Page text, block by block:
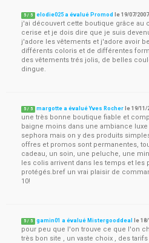
5 / 5 elodie025 a évalué Promod le19/07/2007
j'ai découvert cette boutique grâce au
cerise et je dois dire que je suis
j'adore les vêtements et j'adore avoir
différents coloris et de différentes
des vêtements trés jolis, de belles
dingue.
5 / 5 margotte a évalué Yves Rocher le19/11/
une très bonne boutique fiable et
baigne moins dans une ambiance
sephora mais on y des produits
offres et promos sont permanentes,
cadeau, un soin, une peluche, une
les colis arrivent dans les temps et les
protégés.bref un vrai plaisir de
10!
5 / 5 gamin01 a évalué Mistergooddeal le
pour peu que l'on trouve ce que l'on
très bon site , un vaste choix , des